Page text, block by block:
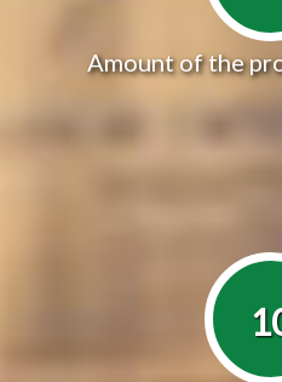
Amount of the